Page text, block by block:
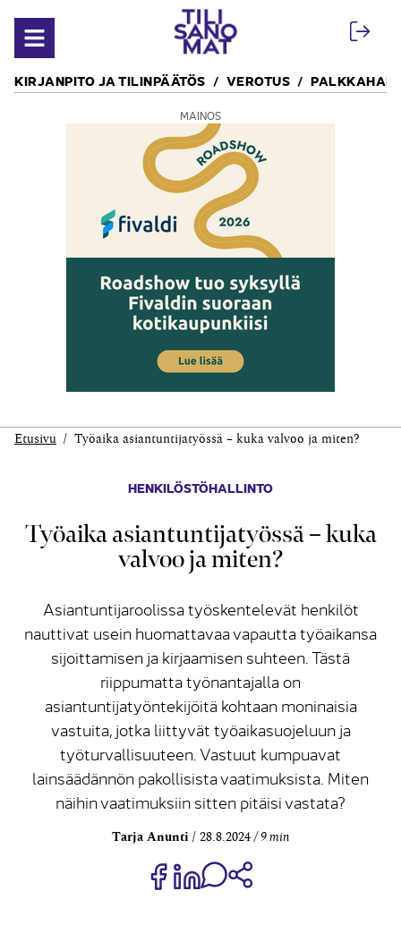
Avaa valikko
KIRJANPITO JA TILINPÄÄTÖS VEROTUS
MAINOS
Etusivu Työaika asiantuntijatyössä – kuka valvoo ja miten?
HENKILÖSTÖHALLINTO
Työaika asiantuntijatyössä – kuka
valvoo ja miten?
Asiantuntijaroolissa työskentelevät henkilöt
nauttivat usein huomattavaa vapautta työaikansa
sijoittamisen ja kirjaamisen suhteen. Tästä
riippumatta työnantajalla on
asiantuntijatyöntekijöitä kohtaan moninaisia
vastuita, jotka liittyvät työaikasuojeluun ja
työturvallisuuteen. Vastuut kumpuavat
lainsäädännön pakollisista vaatimuksista. Miten
näihin vaatimuksiin sitten pitäisi vastata?
Tarja Anunti 28.8.2024 9 min
Jaa Share on Facebook
Jaa Share on LinkedIn
Jaa WhatsApp-viestinä